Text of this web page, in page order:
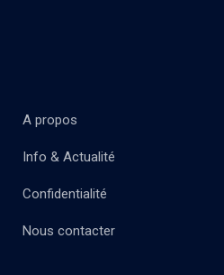
A propos
Info & Actualité
Confidentialité
Nous contacter